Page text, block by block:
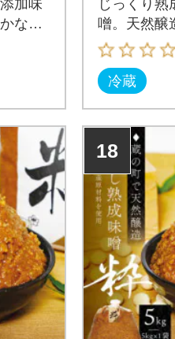
加味
な甘
じっくり熟
噌。天然醸
みを味わえ
冷蔵
18